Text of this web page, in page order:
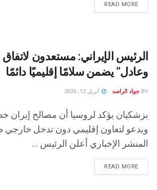
READ MORE
الرئيس الإيراني: مستعدون
وعادل” يضمن سلامًا إقليميًا دائمًا
BY جواد الراصد أبريل 12, 2026
بزشكيان يؤكد لروسيا أن مصالح إيران
ويدعو لتعاون إقليمي دون تدخل خارجي
المنشر الإخباري أعلن الرئيس ...
READ MORE